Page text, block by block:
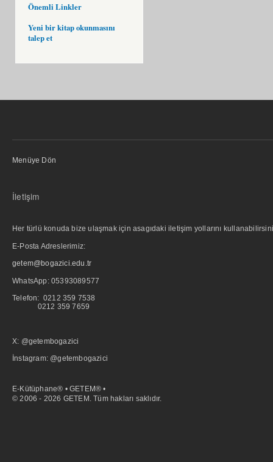
Önemli Linkler
Yeni bir kitap okunmasını
talep et
Menüye Dön
İletişim
Her türlü konuda bize ulaşmak için asagıdaki iletişim yollarını
E-Posta Adreslerimiz:
getem@bogazici.edu.tr
WhatsApp: 05393089577
Telefon: 0212 359 7538
0212 359 7659
X: @getembogazici
İnstagram: @getembogazici
E-Kütüphane® • GETEM® •
© 2006 - 2026 GETEM. Tüm hakları saklıdır.